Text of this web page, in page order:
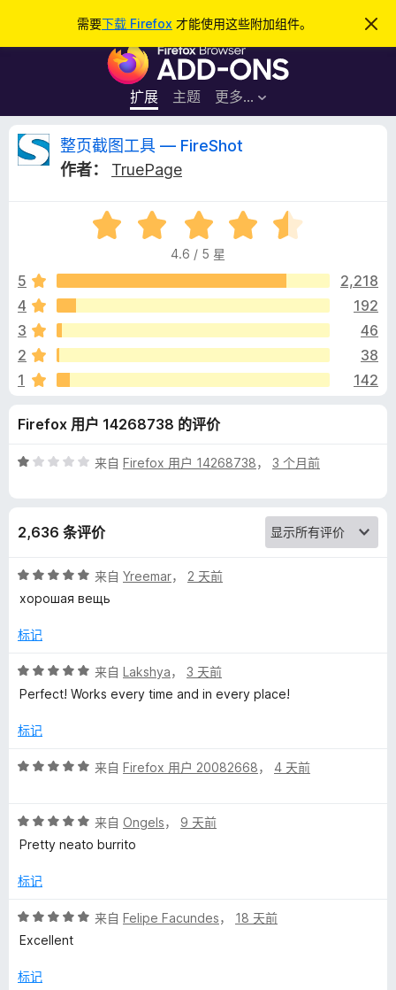
需要下载 Firefox 才能使用这些附加组件。
忽
此
F
r
e
览
器
附
加
件
扩展 主题 更多…
登录
整
截
图
工
具
—
F
r
e
h
o
t
评
整页截图工具 — FireShot
作者：
TruePage
评
分
.
/
4.6 / 5 星
5
2,218
4
192
3
46
2
38
1
142
Firefox 用户 14268738 的评价
评
5
来自 Firefox 用户 14268738， 3 个月前
2,636 条评价
评
分
/
来自 Yreemar， 2 天前
хорошая вещь
标记
评
分
/
来自 Lakshya， 3 天前
Perfect! Works every time and in every place!
标记
评
/
5
来自 Firefox 用户 20082668， 4 天前
评
分
/
来自 Ongels， 9 天前
Pretty neato burrito
标记
评
分
/
来自 Felipe Facundes， 18 天前
Excellent
标记